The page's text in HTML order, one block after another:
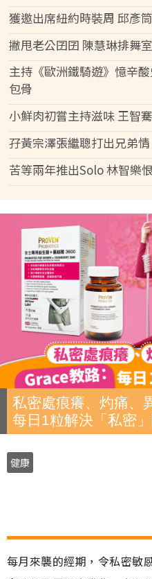
獲邀出席紐約時裝周 邱彥
撇甩老公囝囝 陳慧琳排舞
主持《歐洲鐵騎遊》憶辛
包骨
小鮮肉初嘗主持滋味 王智
孖黃宗澤張繼聰打出兄弟
苦等兩年推出Solo 林智樂
私密處痕癢、灼痛、
每日1粒解決「私密
健康
每月來襲的經期，令私密敏